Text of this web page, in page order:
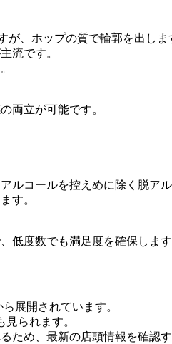
が、ホップの質で輪郭を出しま
流です。
両立が可能です。
ルコールを控えめに除く脱ア
す。
低度数でも満足度を確保します
展開されています。
られます。
ため、最新の店頭情報を確認す